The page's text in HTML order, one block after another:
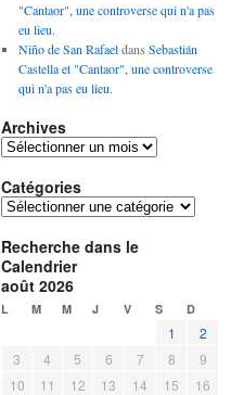
"Cantaor", une controverse qui n'a pas
eu lieu.
Niño de San Rafaeldans Sebastián
Castella et "Cantaor", une controverse
qui n'a pas eu lieu.
Archives
Archives
Catégories
Catégories
Recherche dans le
Calendrier
août 2026
L M M J V S D
1
2
3
4 5 6 7 8
9
10
11 12 13 14 15
16